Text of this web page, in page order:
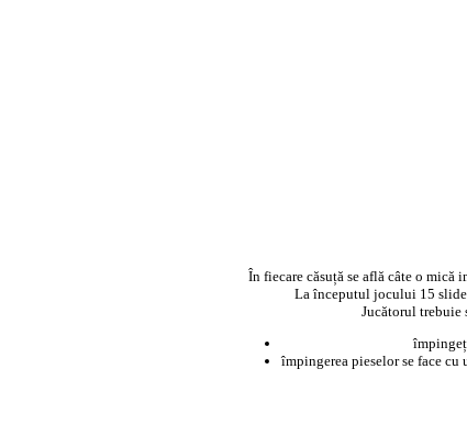
În fiecare căsuță se află câte o mică
La începutul jocului 15 slide
Jucătorul trebuie
împingerea pieselor se face